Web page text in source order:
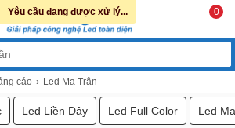
0
cáo Led Ma Trận
Led Liền Dây Led Full Color Led
Yêu cầu đang được xử lý...